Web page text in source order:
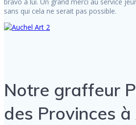
sans qui cela ne serait pas possible.
Notre graffeur
des Provinces